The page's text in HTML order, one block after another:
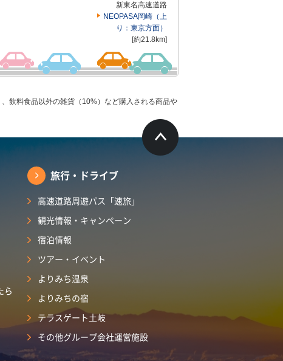
新東名高速道路
NEOPASA岡崎（上
り：東京方面）
[約21.8km]
飲料食品以外の雑貨（10%）など購入される商品や
ら
旅行・ドライブ
高速道路周遊パス「速旅」
観光情報・キャンペーン
宿泊情報
ツアー・イベント
よりみち温泉
よりみちの宿
テラスゲート土岐
その他グループ会社運営施設